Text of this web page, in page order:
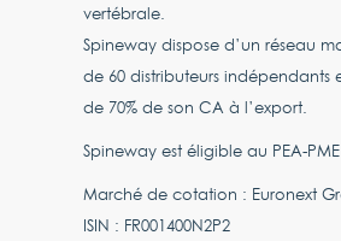
vertébrale.
Spineway dispose d’un réseau
de 60 distributeurs indépendants
de 70% de son CA à l’export.
Spineway est éligible au PEA-PME
Marché de cotation : Euronext
ISIN : FR001400N2P2